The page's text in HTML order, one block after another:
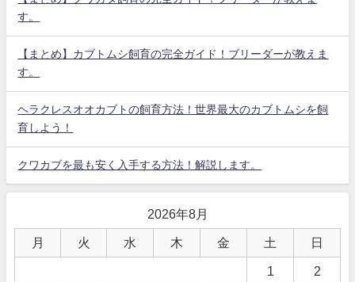
す。
【まとめ】カブトムシ飼育の完全ガイド！ブリーダーが教えま
す。
ヘラクレスオオカブトの飼育方法！世界最大のカブトムシを飼
育しよう！
クワカブを最も安く入手する方法！解説します。
2026年8月
月 火 水 木 金 土 日
1 2